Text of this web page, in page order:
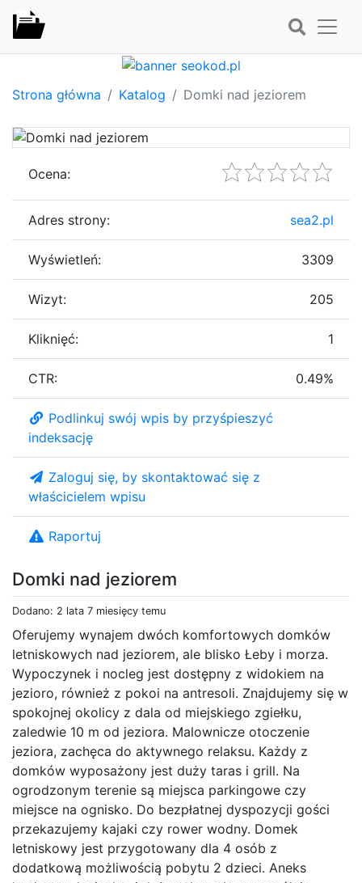
Strona główna Katalog Domki nad jeziorem
Domki nad jeziorem
Dodano: 2 lata 7 miesięcy temu
Oferujemy wynajem dwóch komfortowych domków
letniskowych nad jeziorem, ale blisko Łeby i morza.
Wypoczynek i nocleg jest dostępny z widokiem na
jezioro, również z pokoi na antresoli. Znajdujemy się w
spokojnej okolicy z dala od miejskiego zgiełku,
zaledwie 10 m od jeziora. Malownicze otoczenie
jeziora, zachęca do aktywnego relaksu. Każdy z
domków wyposażony jest duży taras i grill. Na
ogrodzonym terenie są miejsca parkingowe czy
miejsce na ognisko. Do bezpłatnej dyspozycji gości
przekazujemy kajaki czy rower wodny. Domek
letniskowy jest przygotowany dla 4 osób z
dodatkową możliwością pobytu 2 dzieci. Aneks
Ocena:
Adres strony: sea2.pl
Wyświetleń: 3309
Wizyt: 205
Kliknięć: 1
CTR: 0.49%
Podlinkuj swój wpis by przyśpieszyć
indeksację
Zaloguj się, by skontaktować się z
właścicielem wpisu
Raportuj